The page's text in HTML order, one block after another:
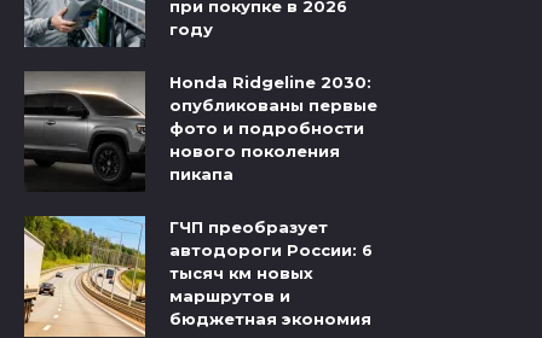
при покупке в 2026
году
Honda Ridgeline 2030:
опубликованы первые
фото и подробности
нового поколения
пикапа
ГЧП преобразует
автодороги России: 6
тысяч км новых
маршрутов и
бюджетная экономия